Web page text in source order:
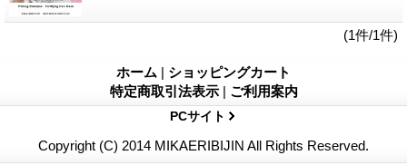
(1件/1件)
ホーム | ショッピングカート
特定商取引法表示 | ご利用案内
PCサイト
Copyright (C) 2014 MIKAERIBIJIN All Rights Reserved.